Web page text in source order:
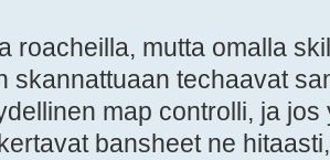
roacheilla, mutta omalla
skannattuaan techaavat
map controlli, ja
bansheet ne